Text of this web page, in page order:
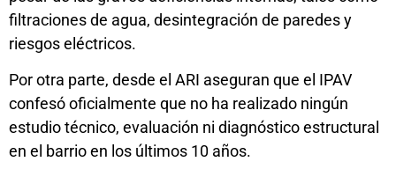
filtraciones de agua, desintegración de paredes y
riesgos eléctricos.
Por otra parte, desde el ARI aseguran que el IPAV
confesó oficialmente que no ha realizado ningún
estudio técnico, evaluación ni diagnóstico estructural
en el barrio en los últimos 10 años.